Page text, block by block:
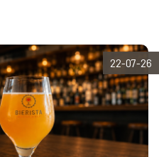
22-07-26